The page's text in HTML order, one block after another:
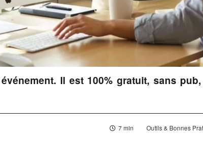
Il est 100% gratuit, sans
7 min Outils & Bonnes